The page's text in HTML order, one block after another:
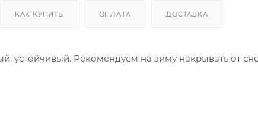
КАК КУПИТЬ ОПЛАТА ДОСТАВКА
устойчивый. Рекомендуем на зиму накрывать от